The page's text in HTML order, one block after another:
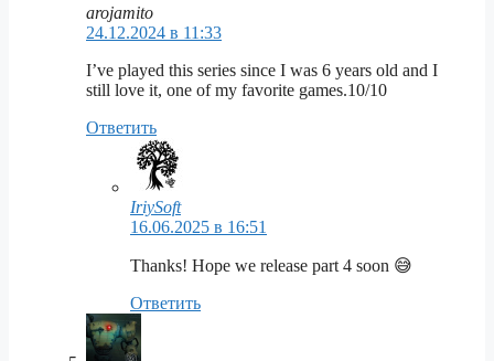
arojamito
24.12.2024 в 11:33
I’ve played this series since I was 6 years old and I
still love it, one of my favorite games.10/10
Ответить
IriySoft
16.06.2025 в 16:51
Thanks! Hope we release part 4 soon 😅
Ответить